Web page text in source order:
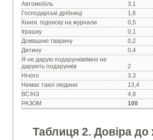
Автомобiль
3,1
Господарськi дрiбницi
1,6
Книги. пiдписку на журнали
0,5
Iграшку
0,1
Домашню тварину
0,2
Дитину
0,4
Я не дарую подарункiв/мені не
дарують подарунків
2
Нiчого
3,3
Немає такої людини
13,4
ВС/НЗ
4,8
РАЗОМ
100
Таблиця 2. Довіра до